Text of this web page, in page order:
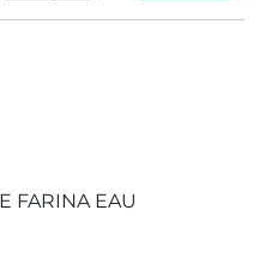
FARINA EAU